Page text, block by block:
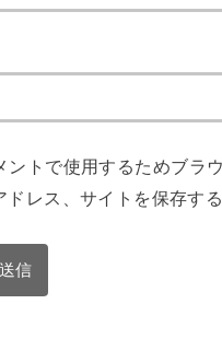
ントで使用するためブラ
レス、サイトを保存する